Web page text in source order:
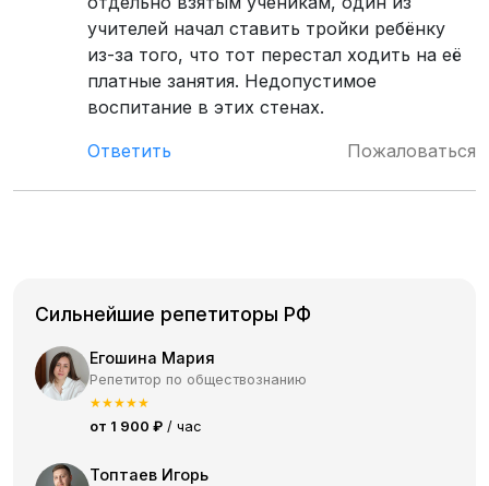
учителей начал ставить тройки ребёнку
из-за того, что тот перестал ходить на её
платные занятия. Недопустимое
воспитание в этих стенах.
Ответить
Пожаловаться
Сильнейшие репетиторы РФ
Егошина Мария
Репетитор по обществознанию
★★★★★
от 1 900 ₽ / час
Топтаев Игорь